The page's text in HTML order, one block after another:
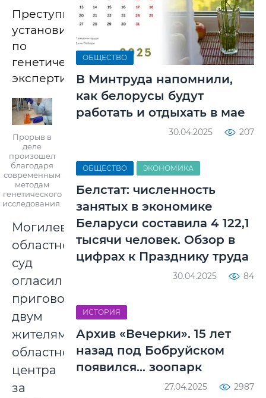
Преступников
установили
по
генетическим
экспертизам.
Прорыв в
деле
произошел
благодаря
современным
методам
генетического
исследования.
Могилевский
областной
суд
огласил
приговор
двум
жителям
областного
центра
за
ОБЩЕСТВО
В Минтруда напомнили,
как белорусы будут
работать и отдыхать в мае
30.04.2025 207
ОБЩЕСТВО ЭКОНОМИКА
Белстат: численность
занятых в экономике
Беларуси составила 4 122,1
тысячи человек. Обзор в
цифрах к Празднику труда
30.04.2025 84
ИСТОРИЯ
Архив «Вечерки». 15 лет
назад под Бобруйском
появился... зоопарк
27.04.2025 2987